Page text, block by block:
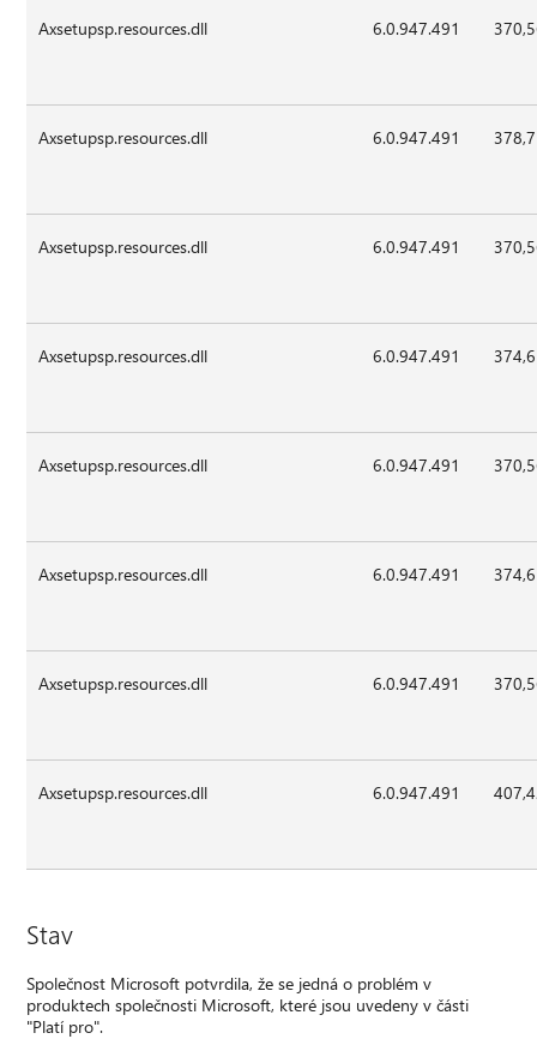
Axsetupsp.resources.dll 6.0.947.491
Axsetupsp.resources.dll 6.0.947.491
Axsetupsp.resources.dll 6.0.947.491
Axsetupsp.resources.dll 6.0.947.491
Axsetupsp.resources.dll 6.0.947.491
Axsetupsp.resources.dll 6.0.947.491
Axsetupsp.resources.dll 6.0.947.491
Axsetupsp.resources.dll 6.0.947.491
Stav
Společnost Microsoft potvrdila, že se jedná o problém v
produktech společnosti Microsoft, které jsou uvedeny v části
"Platí pro".